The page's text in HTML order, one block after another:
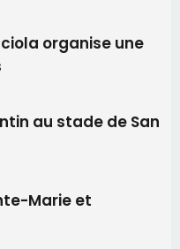
organise une
au stade de San
Marie et